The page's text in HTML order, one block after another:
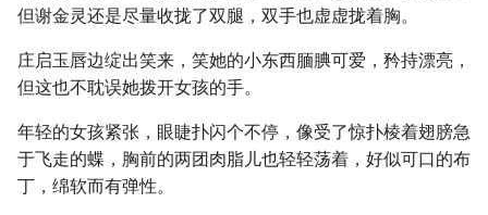
但谢金灵还是尽量收拢了双腿，双手也虚虚拢着胸。
庄启玉唇边绽出笑来，笑她的小东西腼腆可爱，矜持漂亮，
但这也不耽误她拨开女孩的手。
年轻的女孩紧张，眼睫扑闪个不停，像受了惊扑棱着翅膀急
于飞走的蝶，胸前的两团肉脂儿也轻轻荡着，好似可口的布
丁，绵软而有弹性。